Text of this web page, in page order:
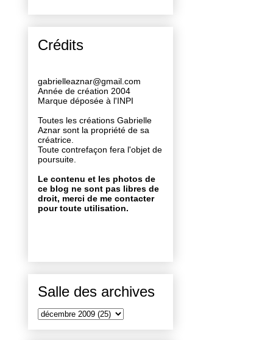
Crédits
gabrielleaznar@gmail.com
Année de création 2004
Marque déposée à l'INPI
Toutes les créations Gabrielle
Aznar sont la propriété de sa
créatrice.
Toute contrefaçon fera l'objet de
poursuite.
Le contenu et les photos de
ce blog ne sont pas libres de
droit, merci de me contacter
pour toute utilisation.
Salle des archives